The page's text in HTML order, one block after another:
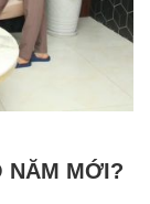
NĂM MỚI?